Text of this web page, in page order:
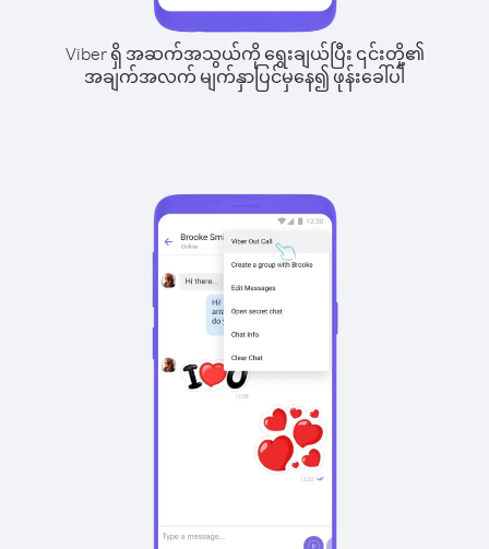
Viber ရှိ အဆက်အသွယ်ကို ရွေးချယ်ပြီး ၎င်းတို့၏
အချက်အလက် မျက်နှာပြင်မှနေ၍ ဖုန်းခေါ်ပါ